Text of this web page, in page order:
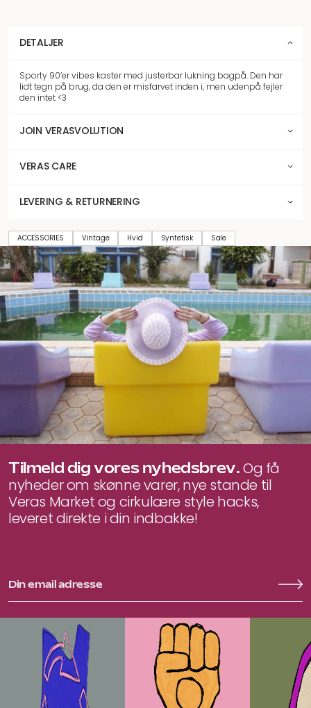
DETALJER
Sporty 90’er vibes kaster med justerbar lukning bagpå. Den har
lidt tegn på brug, da den er misfarvet inden i, men udenpå fejler
den intet <3
JOIN VERASVOLUTION
VERAS CARE
LEVERING & RETURNERING
ACCESSORIES Vintage Hvid Syntetisk Sale
Tilmeld dig vores nyhedsbrev.Og få
nyheder om skønne varer, nye stande til
Veras Market og cirkulære style hacks,
leveret direkte i din indbakke!